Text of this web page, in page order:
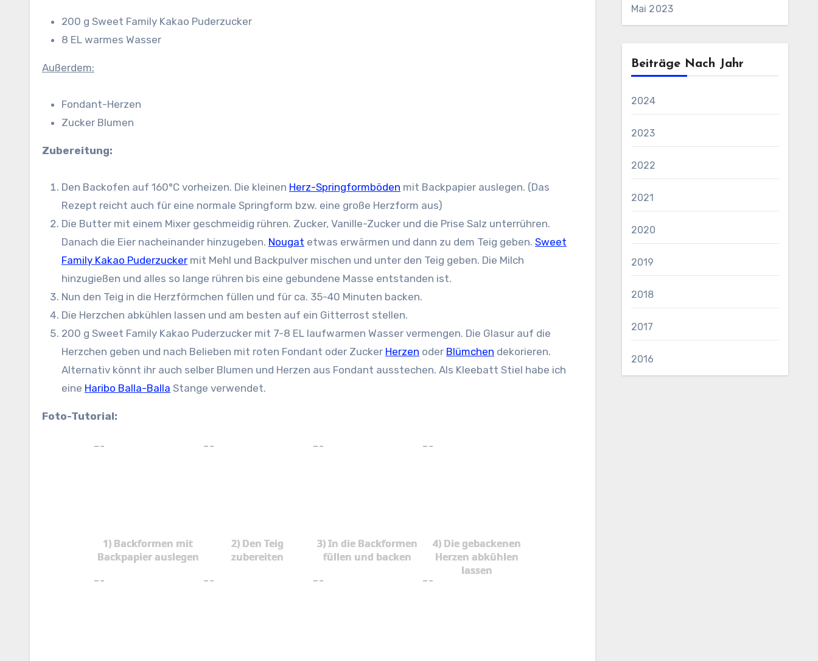
200 g Sweet Family Kakao Puderzucker
8 EL warmes Wasser
Außerdem:
Fondant-Herzen
Zucker Blumen
Zubereitung:
Den Backofen auf 160°C vorheizen. Die kleinen Herz-Springformböden mit Backpapier auslegen. (Das
Rezept reicht auch für eine normale Springform bzw. eine große Herzform aus)
Die Butter mit einem Mixer geschmeidig rühren. Zucker, Vanille-Zucker und die Prise Salz unterrühren.
Danach die Eier nacheinander hinzugeben. Nougat etwas erwärmen und dann zu dem Teig geben. Sweet
Family Kakao Puderzucker mit Mehl und Backpulver mischen und unter den Teig geben. Die Milch
hinzugießen und alles so lange rühren bis eine gebundene Masse entstanden ist.
Nun den Teig in die Herzförmchen füllen und für ca. 35-40 Minuten backen.
Die Herzchen abkühlen lassen und am besten auf ein Gitterrost stellen.
200 g Sweet Family Kakao Puderzucker mit 7-8 EL laufwarmen Wasser vermengen. Die Glasur auf die
Herzchen geben und nach Belieben mit roten Fondant oder Zucker Herzen oder Blümchen dekorieren.
Alternativ könnt ihr auch selber Blumen und Herzen aus Fondant ausstechen. Als Kleebatt Stiel habe ich
eine Haribo Balla-Balla Stange verwendet.
Foto-Tutorial:
1) Backformen mit
Backpapier auslegen
2) Den Teig
zubereiten
3) In die Backformen
füllen und backen
4) Die gebackenen
Herzen abkühlen
lassen
Mai 2023
Beiträge Nach Jahr
2024
2023
2022
2021
2020
2019
2018
2017
2016